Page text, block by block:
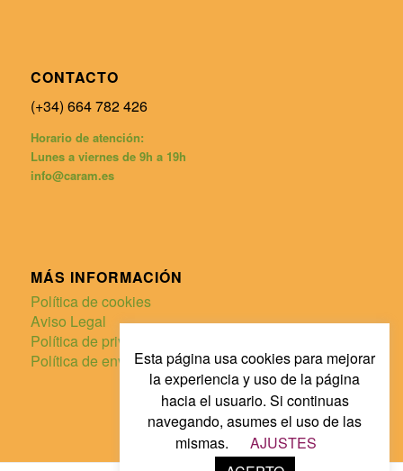
CONTACTO
(+34) 664 782 426
Horario de atención:
Lunes a viernes de 9h a 19h
info@caram.es
MÁS INFORMACIÓN
Política de cookies
Aviso Legal
Política de privacidad
Política de envíos y devoluciones
Esta página usa cookies para mejorar
la experiencia y uso de la página
hacia el usuario. Si continuas
navegando, asumes el uso de las
mismas.
AJUSTES